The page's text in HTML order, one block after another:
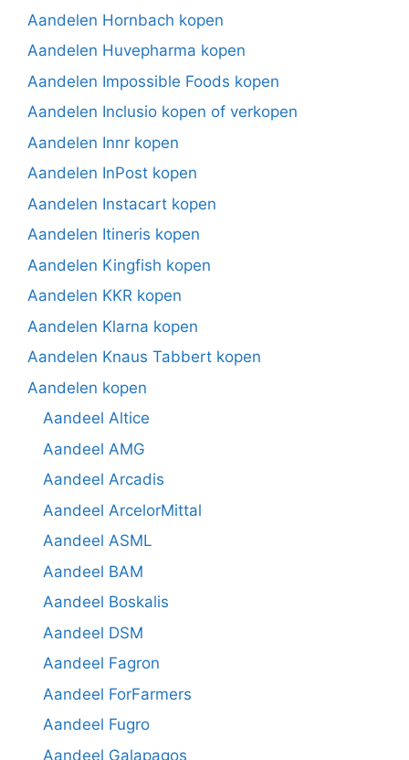
Aandelen Hornbach kopen
Aandelen Huvepharma kopen
Aandelen Impossible Foods kopen
Aandelen Inclusio kopen of verkopen
Aandelen Innr kopen
Aandelen InPost kopen
Aandelen Instacart kopen
Aandelen Itineris kopen
Aandelen Kingfish kopen
Aandelen KKR kopen
Aandelen Klarna kopen
Aandelen Knaus Tabbert kopen
Aandelen kopen
Aandeel Altice
Aandeel AMG
Aandeel Arcadis
Aandeel ArcelorMittal
Aandeel ASML
Aandeel BAM
Aandeel Boskalis
Aandeel DSM
Aandeel Fagron
Aandeel ForFarmers
Aandeel Fugro
Aandeel Galapagos